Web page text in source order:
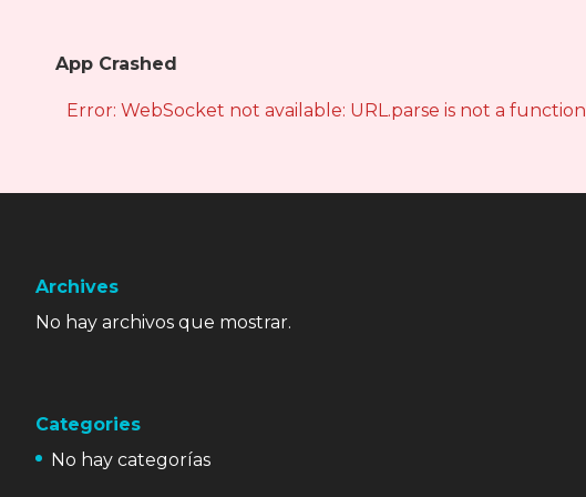
App Crashed
Error: WebSocket not available: URL.parse is not a function
Archives
No hay archivos que mostrar.
Categories
No hay categorías